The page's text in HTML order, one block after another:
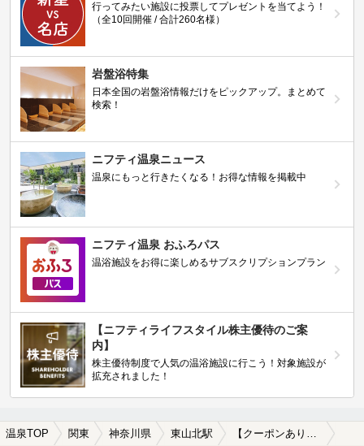
行ってみたい施設に投票してプレゼントを当てよう！
（全10回開催 / 合計260名様）
岩盤浴特集
日本全国の岩盤浴情報だけをピックアップ。まとめて
検索！
ニフティ温泉ニュース
温泉にもっと行きたくなる！お得な情報を掲載中
ニフティ温泉 おふろパス
温浴施設をお得に楽しめるサブスクリプションプラン
【ニフティライフスタイル株主優待のご案
内】
株主優待制度で人気の温浴施設に行こう！対象施設が
拡充されました！
温泉TOP 関東 神奈川県 東山北駅 【クーポンあり】東山北駅近くの温泉宿・温泉旅館・ホテルおすすめ(2026年版)